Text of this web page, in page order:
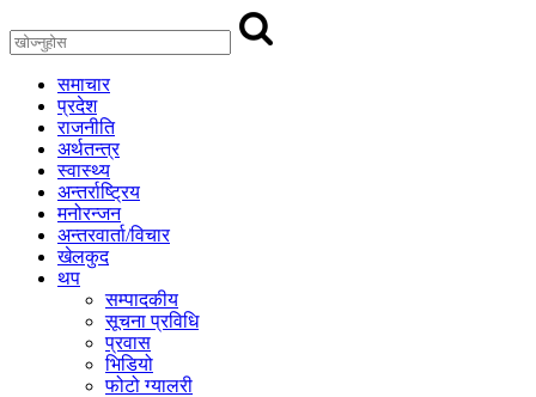
समाचार
प्रदेश
राजनीति
अर्थतन्त्र
स्वास्थ्य
अन्तर्राष्ट्रिय
मनोरन्जन
अन्तरवार्ता/विचार
खेलकुद
थप
सम्पादकीय
सूचना प्रविधि
प्रवास
भिडियो
फोटो ग्यालरी